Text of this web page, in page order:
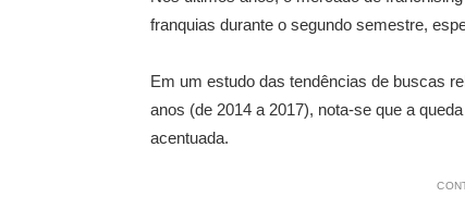
franquias durante o segundo semestre,
Em um estudo das tendências de buscas
anos (de 2014 a 2017), nota-se que a
acentuada.